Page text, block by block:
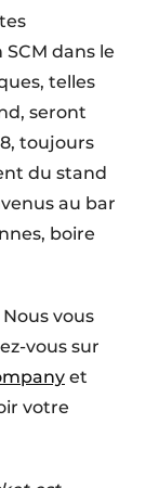
dans le
telles
seront
toujours
du stand
au bar
boire
vous
vous sur
et
votre